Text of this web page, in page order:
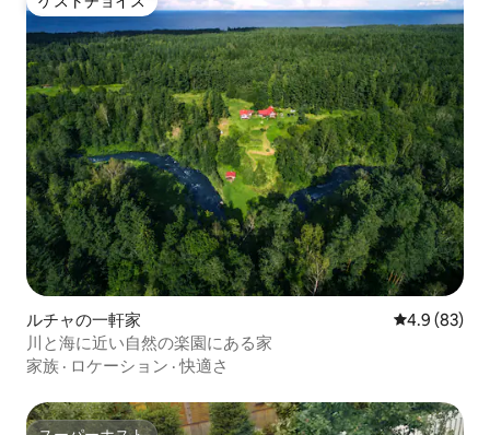
ゲストチョイス
ルチャの一軒家 レビュー83
4.9 (83)
川と海に近い自然の楽園にある家
家族 · ロケーション ·快適さ